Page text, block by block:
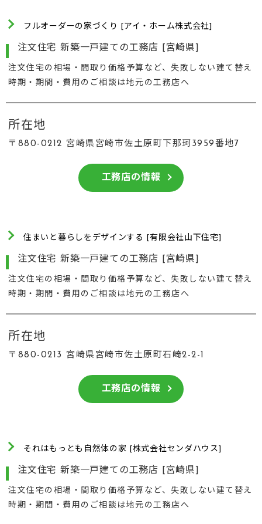
フルオーダーの家づくり [アイ・ホーム株式会社]
注文住宅 新築一戸建ての工務店 [宮崎県]
注文住宅の相場・間取り価格予算など、失敗しない建て替え
時期・期間・費用のご相談は地元の工務店へ
所在地
〒880-0212 宮崎県宮崎市佐土原町下那珂3959番地7
工務店の情報
住まいと暮らしをデザインする [有限会社山下住宅]
注文住宅 新築一戸建ての工務店 [宮崎県]
注文住宅の相場・間取り価格予算など、失敗しない建て替え
時期・期間・費用のご相談は地元の工務店へ
所在地
〒880-0213 宮崎県宮崎市佐土原町石崎2-2-1
工務店の情報
それはもっとも自然体の家 [株式会社センダハウス]
注文住宅 新築一戸建ての工務店 [宮崎県]
注文住宅の相場・間取り価格予算など、失敗しない建て替え
時期・期間・費用のご相談は地元の工務店へ